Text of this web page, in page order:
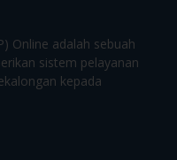
Online adalah sebuah
kepada